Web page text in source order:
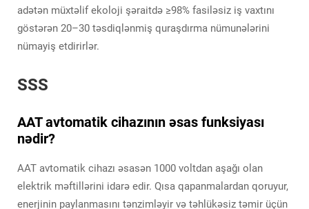
adətən müxtəlif ekoloji şəraitdə ≥98% fasiləsiz iş vaxtını
göstərən 20–30 təsdiqlənmiş quraşdırma nümunələrini
nümayiş etdirirlər.
SSS
AAT avtomatik cihazının əsas funksiyası
nədir?
AAT avtomatik cihazı əsasən 1000 voltdan aşağı olan
elektrik məftillərini idarə edir. Qısa qapanmalardan qoruyur,
enerjinin paylanmasını tənzimləyir və təhlükəsiz təmir üçün